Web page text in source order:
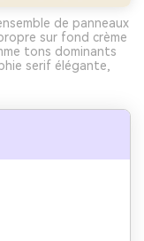
de panneaux
sur fond crème
tons dominants
serif élégante,